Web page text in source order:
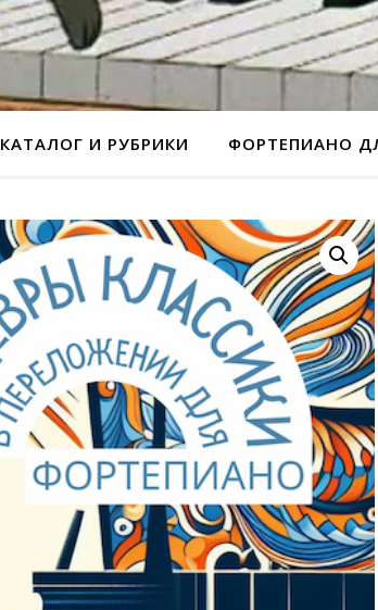
КАТАЛОГ И РУБРИКИ ФОРТЕПИАНО